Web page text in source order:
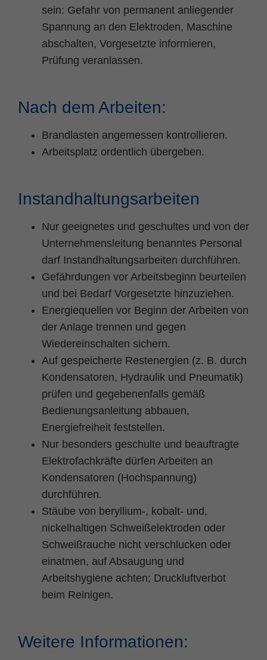
sein: Gefahr von permanent anliegender
Spannung an den Elektroden, Maschine
abschalten, Vorgesetzte informieren,
Prüfung veranlassen.
Nach dem Arbeiten:
Brandlasten angemessen kontrollieren.
Arbeitsplatz ordentlich übergeben.
Instandhaltungsarbeiten
Nur geeignetes und geschultes und von der
Unternehmensleitung benanntes Personal
darf Instandhaltungsarbeiten durchführen.
Gefährdungen vor Arbeitsbeginn beurteilen
und bei Bedarf Vorgesetzte hinzuziehen.
Energiequellen vor Beginn der Arbeiten von
der Anlage trennen und gegen
Wiedereinschalten sichern.
Auf gespeicherte Restenergien (z. B. durch
Kondensatoren, Hydraulik und Pneumatik)
prüfen und gegebenenfalls gemäß
Bedienungsanleitung abbauen,
Energiefreiheit feststellen.
Nur besonders geschulte und beauftragte
Elektrofachkräfte dürfen Arbeiten an
Kondensatoren (Hochspannung)
durchführen.
Stäube von beryllium-, kobalt- und,
nickelhaltigen Schweißelektroden oder
Schweißrauche nicht verschlucken oder
einatmen, auf Absaugung und
Arbeitshygiene achten; Druckluftverbot
beim Reinigen.
Weitere Informationen: